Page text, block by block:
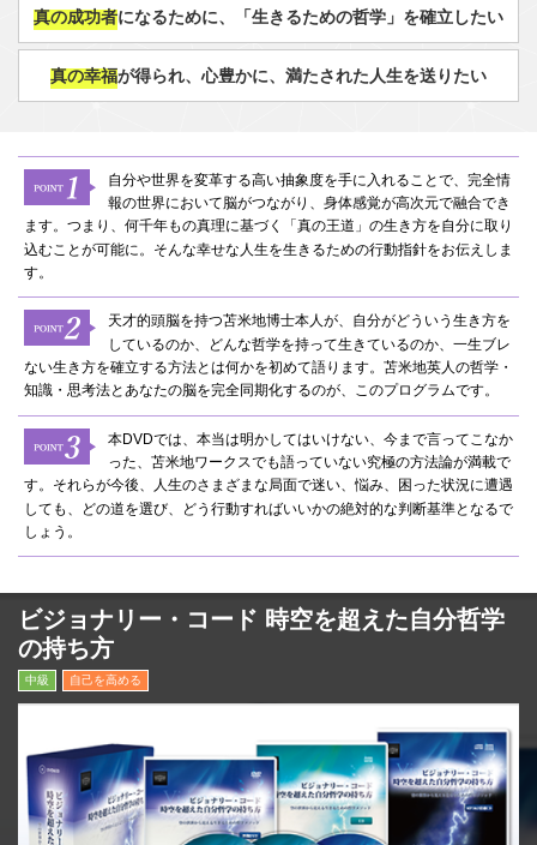
真の成功者になるために、「生きるための哲学」を確立したい
真の幸福が得られ、心豊かに、満たされた人生を送りたい
自分や世界を変革する高い抽象度を手に入れることで、完全情
報の世界において脳がつながり、身体感覚が高次元で融合でき
ます。つまり、何千年もの真理に基づく「真の王道」の生き方を自分に取り
込むことが可能に。そんな幸せな人生を生きるための行動指針をお伝えしま
す。
天才的頭脳を持つ苫米地博士本人が、自分がどういう生き方を
しているのか、どんな哲学を持って生きているのか、一生ブレ
ない生き方を確立する方法とは何かを初めて語ります。苫米地英人の哲学・
知識・思考法とあなたの脳を完全同期化するのが、このプログラムです。
本DVDでは、本当は明かしてはいけない、今まで言ってこなか
った、苫米地ワークスでも語っていない究極の方法論が満載で
す。それらが今後、人生のさまざまな局面で迷い、悩み、困った状況に遭遇
しても、どの道を選び、どう行動すればいいかの絶対的な判断基準となるで
しょう。
ビジョナリー・コード 時空を超えた自分哲学
の持ち方
中級 自己を高める